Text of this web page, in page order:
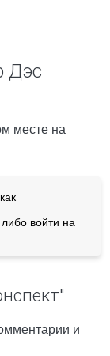
Дэс
месте на
либо войти на
и